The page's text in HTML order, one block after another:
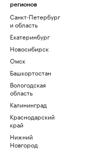
регионов
Санкт-Петербург
и область
Екатеринбург
Новосибирск
Омск
Башкортостан
Вологодская
область
Калининград
Краснодарский
край
Нижний
Новгород